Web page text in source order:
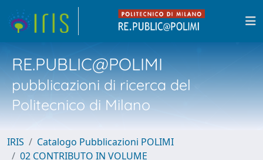
RE.PUBLIC@POLIMI
pubblicazioni di ricerca del
Politecnico di Milano
IRIS
Catalogo Pubblicazioni POLIMI
02 CONTRIBUTO IN VOLUME